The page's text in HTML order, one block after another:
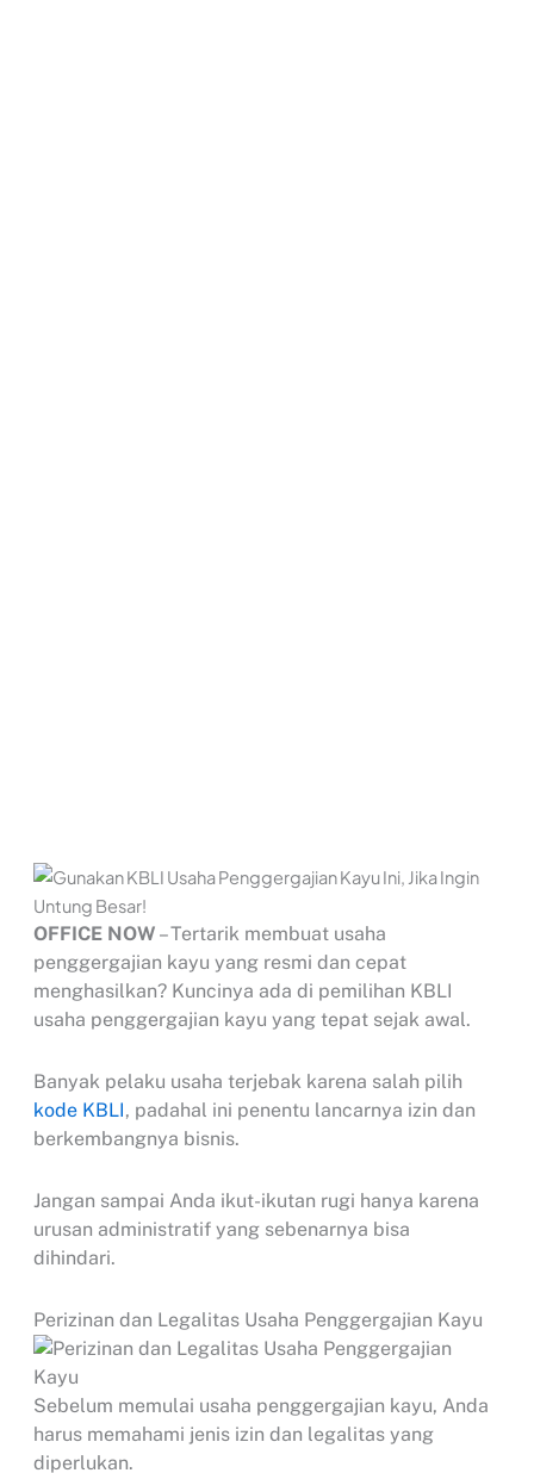
OFFICE NOW – Tertarik membuat usaha
penggergajian kayu yang resmi dan cepat
menghasilkan? Kuncinya ada di pemilihan KBLI
usaha penggergajian kayu yang tepat sejak awal.
Banyak pelaku usaha terjebak karena salah pilih
kode KBLI, padahal ini penentu lancarnya izin dan
berkembangnya bisnis.
Jangan sampai Anda ikut-ikutan rugi hanya karena
urusan administratif yang sebenarnya bisa
dihindari.
Perizinan dan Legalitas Usaha Penggergajian Kayu
Sebelum memulai usaha penggergajian kayu, Anda
harus memahami jenis izin dan legalitas yang
diperlukan.